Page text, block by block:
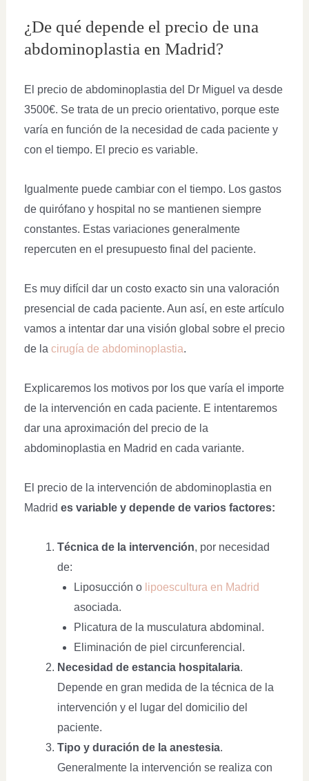
¿De qué depende el precio de una
abdominoplastia en Madrid?
El precio de abdominoplastia del Dr Miguel va desde
3500€. Se trata de un precio orientativo, porque este
varía en función de la necesidad de cada paciente y
con el tiempo. El precio es variable.
Igualmente puede cambiar con el tiempo. Los gastos
de quirófano y hospital no se mantienen siempre
constantes. Estas variaciones generalmente
repercuten en el presupuesto final del paciente.
Es muy difícil dar un costo exacto sin una valoración
presencial de cada paciente. Aun así, en este artículo
vamos a intentar dar una visión global sobre el precio
de la cirugía de abdominoplastia.
Explicaremos los motivos por los que varía el importe
de la intervención en cada paciente. E intentaremos
dar una aproximación del precio de la
abdominoplastia en Madrid en cada variante.
El precio de la intervención de abdominoplastia en
Madrid es variable y depende de varios factores:
Técnica de la intervención, por necesidad
de:
Liposucción o lipoescultura en Madrid
asociada.
Plicatura de la musculatura abdominal.
Eliminación de piel circunferencial.
Necesidad de estancia hospitalaria.
Depende en gran medida de la técnica de la
intervención y el lugar del domicilio del
paciente.
Tipo y duración de la anestesia.
Generalmente la intervención se realiza con